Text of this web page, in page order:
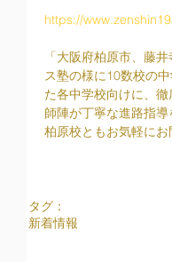
https://
「大阪府柏原市、藤
ス塾の様に10数校の
た各中学校向けに、
師陣が丁寧な進路指
柏原校ともお気軽にお
タグ：
新着情報